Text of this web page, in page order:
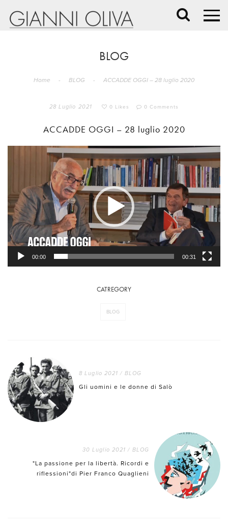
BLOG
Home - BLOG - ACCADDE OGGI – 28 luglio 2020
28 Luglio 2021 0 Likes 0 Comments
ACCADDE OGGI – 28 luglio 2020
Video
00:00 00:31
CATREGORY
BLOG
8 Luglio 2021 / BLOG
Gli uomini e le donne di Salò
30 Luglio 2021 / BLOG
"La passione per la libertà. Ricordi e
riflessioni"di Pier Franco Quaglieni